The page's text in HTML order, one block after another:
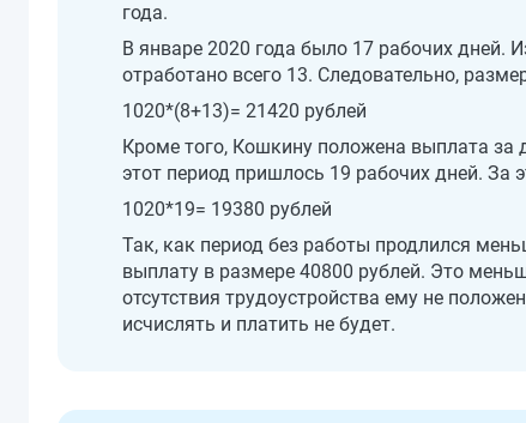
года.
В январе 2020 года было 17 рабочих дней.
отработано всего 13. Следовательно,
1020*(8+13)= 21420 рублей
Кроме того, Кошкину положена выплата за
этот период пришлось 19 рабочих дней.
1020*19= 19380 рублей
Так, как период без работы продлился
выплату в размере 40800 рублей. Это
отсутствия трудоустройства ему не
исчислять и платить не будет.